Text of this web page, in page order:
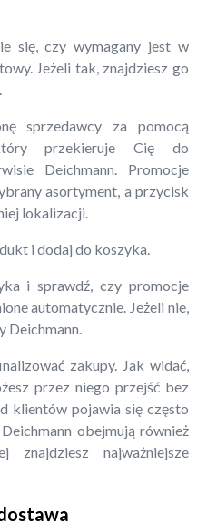
się, czy wymagany jest w
Jeżeli tak, znajdziesz go
sprzedawcy za pomocą
przekieruje Cię do
Deichmann. Promocje
asortyment, a przycisk
lokalizacji.
i dodaj do koszyka.
i sprawdź, czy promocje
automatycznie. Jeżeli nie,
Deichmann.
zakupy. Jak widać,
przez niego przejść bez
klientów pojawia się często
obejmują również
znajdziesz najważniejsze